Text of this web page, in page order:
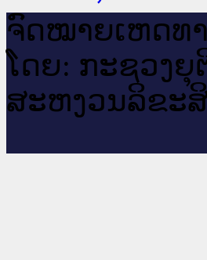
ຈົດ​ໝາຍ​ເຫດ​ທ
ໂດຍ: ກະ​ຊວງຍຸ​
ສະ​ຫງວນ​ລິ​ຂະ​ສິ